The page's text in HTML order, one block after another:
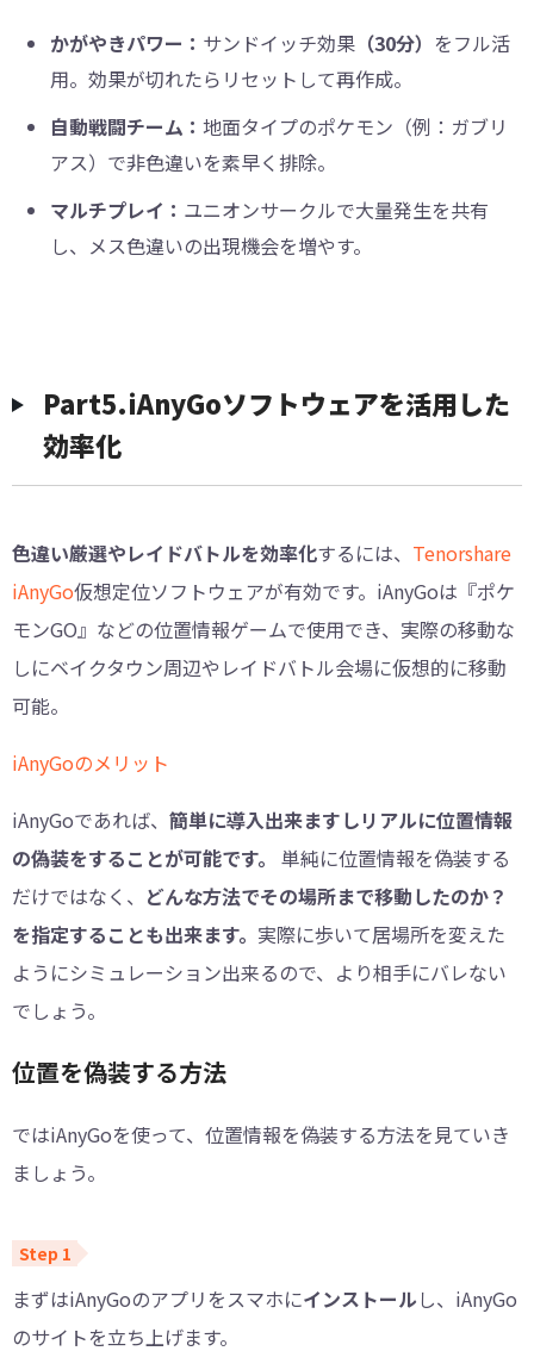
かがやきパワー： サンドイッチ効果 （30分） をフル活
用。効果が切れたらリセットして再作成。
自動戦闘チーム： 地面タイプのポケモン（例：ガブリ
アス）で非色違いを素早く排除。
マルチプレイ： ユニオンサークルで大量発生を共有
し、メス色違いの出現機会を増やす。
Part5.iAnyGoソフトウェアを活用した
効率化
色違い厳選やレイドバトルを効率化するには、 Tenorshare
iAnyGo仮想定位ソフトウェアが有効です。iAnyGoは『ポケ
モンGO』などの位置情報ゲームで使用でき、実際の移動な
しにベイクタウン周辺やレイドバトル会場に仮想的に移動
可能。
iAnyGoのメリット
iAnyGoであれば、 簡単に導入出来ますしリアルに位置情報
の偽装をすることが可能です。 単純に位置情報を偽装する
だけではなく、 どんな方法でその場所まで移動したのか？
を指定することも出来ます。 実際に歩いて居場所を変えた
ようにシミュレーション出来るので、より相手にバレない
でしょう。
位置を偽装する方法
ではiAnyGoを使って、位置情報を偽装する方法を見ていき
ましょう。
まずはiAnyGoのアプリをスマホにインストール し、iAnyGo
のサイトを立ち上げます。